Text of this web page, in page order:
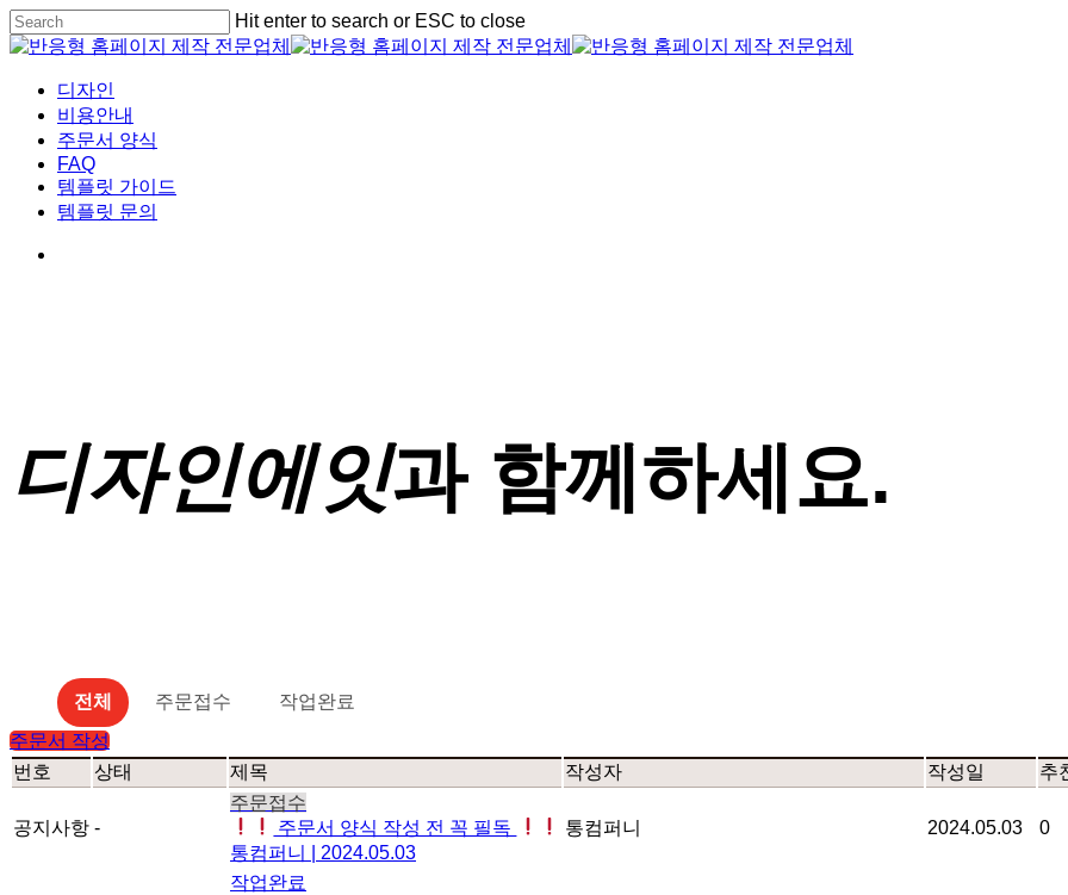
Skip
to
main
content
Hit enter to search or ESC to close
Close
Menu
디자인
비용안내
주문서 양식
FAQ
템플릿 가이드
템플릿 문의
디자인에잇과 함께하세요.
전체 주문접수
작업완료
주문서 작성
번호
상태 제목 작성자 작성일 추
공지사항 -
주문접수
주문서 양식 작성 전 꼭 필독
통컴퍼니
2024.05.03
통컴퍼니 2024.05.03 0
작업완료